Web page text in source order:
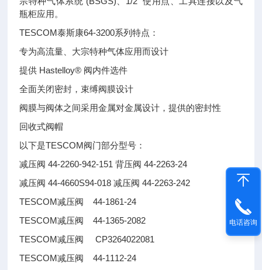
瓶柜应用。
TESCOM泰斯康64-3200系列特点：
专为高流量、大宗特种气体应用而设计
提供 Hastelloy® 阀内件选件
全面关闭密封，束缚阀膜设计
阀膜与阀体之间采用金属对金属设计，提供的密封性
回收式阀帽
以下是TESCOM阀门部分型号：
减压阀 44-2260-942-151 背压阀 44-2263-24
减压阀 44-4660S94-018 减压阀 44-2263-242
TESCOM减压阀 44-1861-24
TESCOM减压阀 44-1365-2082
TESCOM减压阀 CP3264022081
TESCOM减压阀 44-1112-24
电话咨询